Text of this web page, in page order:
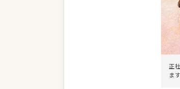
正
ます